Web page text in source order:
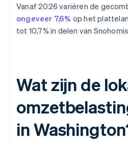
Vanaf 2026 variëren de
ongeveer 7,6% op het
tot 10,7% in delen van
Wat zijn de
in